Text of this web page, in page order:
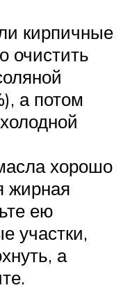
кирпичные
очистить
а потом
хорошо
жирная
ею
участки,
а